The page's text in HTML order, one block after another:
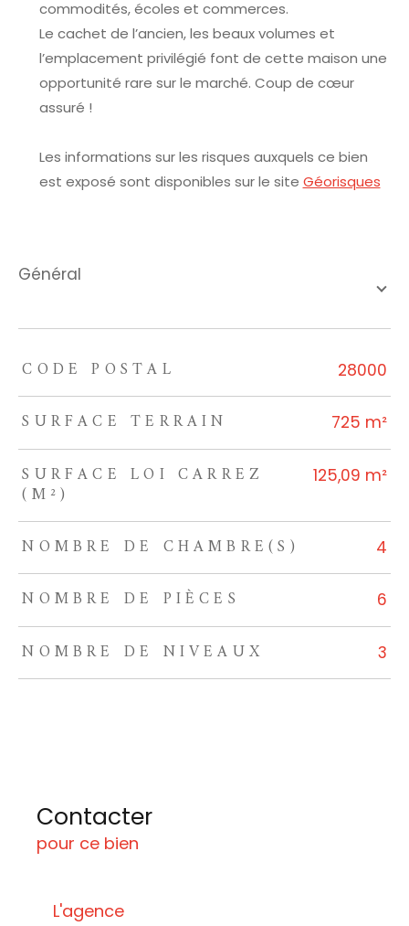
commodités, écoles et commerces.
Le cachet de l’ancien, les beaux volumes et
l’emplacement privilégié font de cette maison une
opportunité rare sur le marché. Coup de cœur
assuré !
Les informations sur les risques auxquels ce bien
est exposé sont disponibles sur le site Géorisques
général
TRAD_ZEPHYR_Caracteristique TRAD_ZEPHYR_Valeurs
CODE POSTAL 28000
SURFACE TERRAIN 725 m²
SURFACE LOI CARREZ
(M²)
125,09 m²
NOMBRE DE CHAMBRE(S) 4
NOMBRE DE PIÈCES 6
NOMBRE DE NIVEAUX 3
Contacter
pour ce bien
L'agence